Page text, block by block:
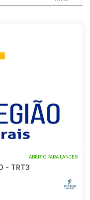
ABERTO PARA LANCES
- TRT3